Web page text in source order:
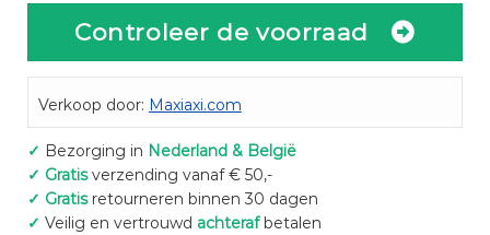
Controleer de voorraad
Verkoop door: Maxiaxi.com
✓ Bezorging in Nederland & België
✓ Gratisverzending vanaf € 50,-
✓ Gratisretourneren binnen 30 dagen
✓ Veilig en vertrouwd achterafbetalen